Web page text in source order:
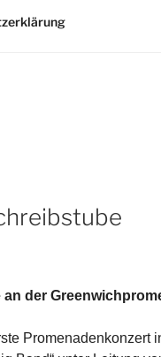
der
Promenadenkonzert